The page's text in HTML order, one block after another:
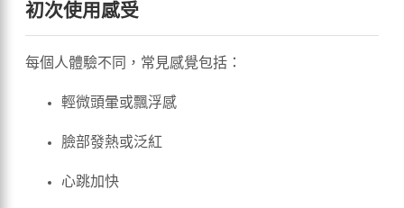
初次使用感受
每個人體驗不同，常見感覺包括：
輕微頭暈或飄浮感
臉部發熱或泛紅
心跳加快